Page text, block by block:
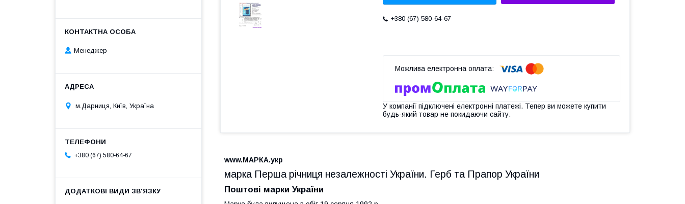
+380 (67) 580-64-67
У компанії підключені електронні платежі. Тепер ви можете купити
будь-який товар не покидаючи сайту.
www.МАРКА.укр
марка Перша річниця незалежності України. Герб та Прапор України
Поштові марки України
Менеджер
м.Дарниця, Київ, Україна
+380 (67) 580-64-67